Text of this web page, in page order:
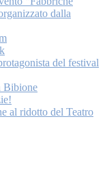
dalla
del festival
Bibione
al ridotto del Teatro